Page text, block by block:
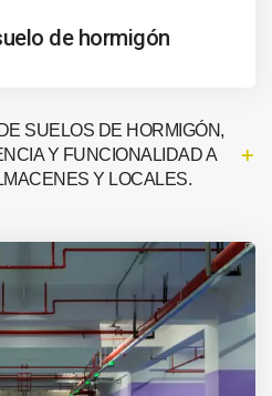
de hormigón
SUELOS DE HORMIGÓN,
Y FUNCIONALIDAD A
Y LOCALES.